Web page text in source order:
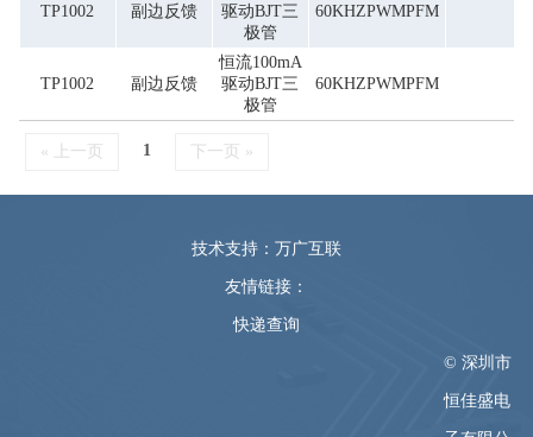
TP1002 副边反馈
驱动BJT三
极管
60KHZPWMPFM
TP1002 副边反馈
恒流100mA
驱动BJT三
极管
60KHZPWMPFM
« 上一页 1 下一页 »
技术支持：万广互联
友情链接：
快递查询
© 深圳市
恒佳盛电